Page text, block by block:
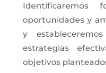
Identificaremos
oportunidades y
y
estrategias
objetivos